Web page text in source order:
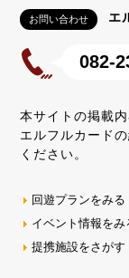
お問い合わせ エ
082-
本サイトの掲載
エルフルカード
ください。
回遊プランをみる
イベント情報をみ
提携施設をさがす